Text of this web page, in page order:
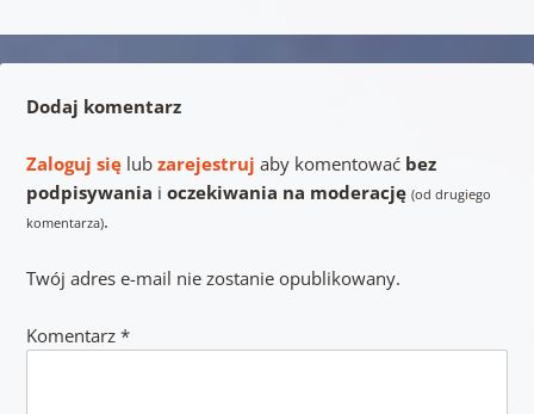
Dodaj komentarz
Zaloguj sięlub zarejestruj aby komentować bez
podpisywania i oczekiwania na moderację (od drugiego
komentarza).
Twój adres e-mail nie zostanie opublikowany.
Komentarz *